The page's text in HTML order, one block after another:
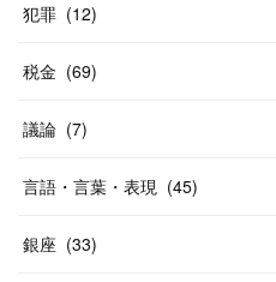
犯罪 (12)
税金 (69)
議論 (7)
言語・言葉・表現 (45)
銀座 (33)